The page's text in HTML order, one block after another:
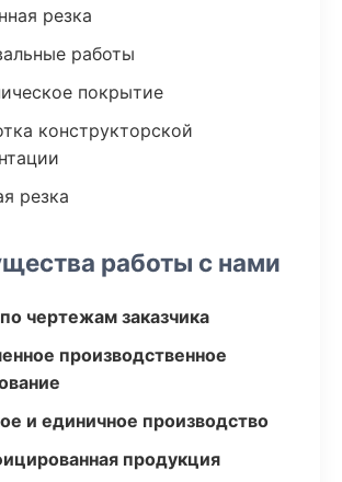
резка
работы
покрытие
конструкторской
резка
работы с нами
чертежам заказчика
производственное
и единичное производство
продукция